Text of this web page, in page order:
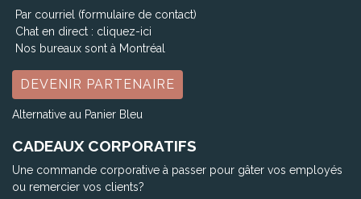
Par courriel (formulaire de contact)
Chat en direct : cliquez-ici
Nos bureaux sont à Montréal
DEVENIR PARTENAIRE
Alternative au Panier Bleu
CADEAUX CORPORATIFS
Une commande corporative à passer pour gâter vos employés
ou remercier vos clients?